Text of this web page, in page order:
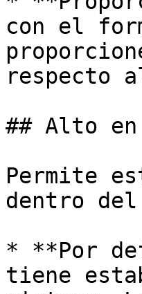
con el
respecto
## Alto
Permite
dentro
* **Por
tiene